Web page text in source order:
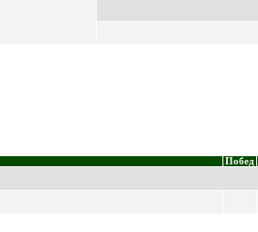
Побед